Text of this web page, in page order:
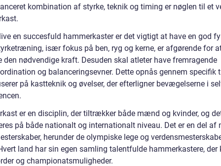
kombination af styrke, teknik og timing er nøglen til et
en succesfuld hammerkaster er det vigtigt at have en god
især fokus på ben, ryg og kerne, er afgørende for
den nødvendige kraft. Desuden skal atleter have fremragende
og balanceringsevner. Dette opnås gennem specifik
på kastteknik og øvelser, der efterligner bevægelserne i
er en disciplin, der tiltrækker både mænd og kvinder, og
på både nationalt og internationalt niveau. Det er en del af
herunder de olympiske lege og
land har sin egen samling talentfulde hammerkastere,
og championatsmuligheder.